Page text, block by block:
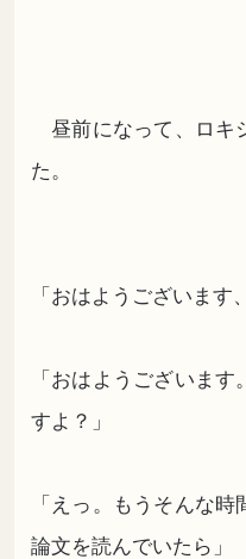
昼前になって、ロキ
た。
「おはようございます
「おはようございま
すよ？」
「えっ。もうそんな
論文を読んでいたら」